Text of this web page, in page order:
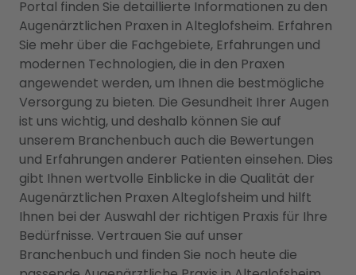
Portal finden Sie detaillierte Informationen zu den
Augenärztlichen Praxen in Alteglofsheim. Erfahren
Sie mehr über die Fachgebiete, Erfahrungen und
modernen Technologien, die in den Praxen
angewendet werden, um Ihnen die bestmögliche
Versorgung zu bieten. Die Gesundheit Ihrer Augen
ist uns wichtig, und deshalb können Sie auf
unserem Branchenbuch auch die Bewertungen
und Erfahrungen anderer Patienten einsehen. Dies
gibt Ihnen wertvolle Einblicke in die Qualität der
Augenärztlichen Praxen Alteglofsheim und hilft
Ihnen bei der Auswahl der richtigen Praxis für Ihre
Bedürfnisse. Vertrauen Sie auf unser
Branchenbuch und finden Sie noch heute die